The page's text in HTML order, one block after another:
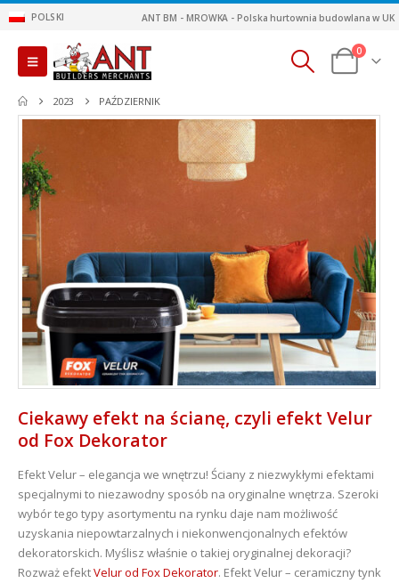
POLSKI ANT BM - MROWKA - Polska hurtownia budowlana w UK
0
2023 PAŹDZIERNIK
Ciekawy efekt na ścianę, czyli efekt Velur
od Fox Dekorator
Efekt Velur – elegancja we wnętrzu! Ściany z niezwykłymi efektami
specjalnymi to niezawodny sposób na oryginalne wnętrza. Szeroki
wybór tego typy asortymentu na rynku daje nam możliwość
uzyskania niepowtarzalnych i niekonwencjonalnych efektów
dekoratorskich. Myślisz właśnie o takiej oryginalnej dekoracji?
Rozważ efektVelur od Fox Dekorator. Efekt Velur – ceramiczny tynk